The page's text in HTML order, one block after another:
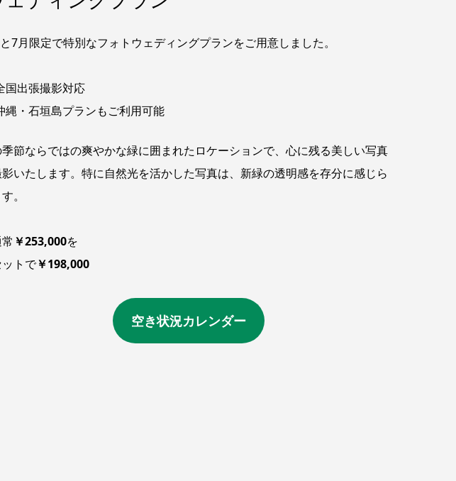
月限定で特別なフォトウェディングプランをご用意しました。
国出張撮影対応
縄・石垣島プランもご利用可能
季節ならではの爽やかな緑に囲まれたロケーションで、心に残る美しい写真
影いたします。特に自然光を活かした写真は、新緑の透明感を存分に感じら
。
￥253,000を
トで￥198,000
空き状況カレンダー